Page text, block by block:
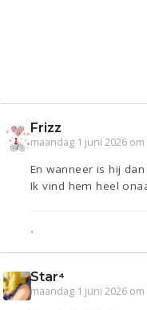
Frizz
maandag 1 juni 2026 om
En wanneer is hij dan
Ik vind hem heel
•
Star⁴
maandag 1 juni 2026 om